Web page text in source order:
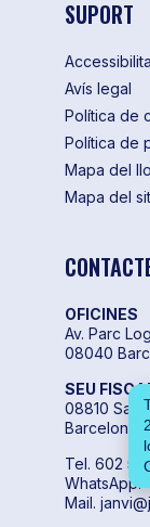
SUPORT
Avís legal
Política de
Política de
Mapa del
Mapa del
OFICINES
Av. Parc
08040
SEU
08810
Barcelona
Tel. 602
WhatsApp.
Mail.